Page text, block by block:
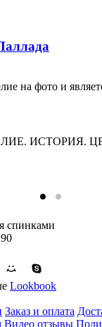
на фото и
ИСТОРИЯ.
спинками
Lookbook
Заказ и оплата
Видео отзывы